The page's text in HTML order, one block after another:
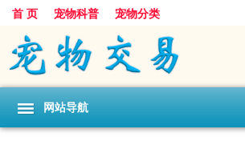
首 页 宠物科普 宠物分类
网站导航